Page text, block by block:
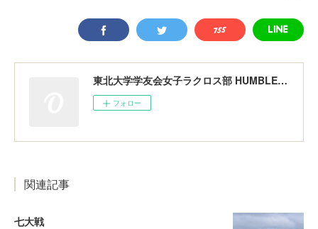
東北大学学友会女子ラクロス部 HUMBLERS
フォロー
関連記事
七大戦